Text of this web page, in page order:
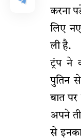
करना
लिए
ली है.
ट्रंप ने
पुतिन
बात पर
अपने
से